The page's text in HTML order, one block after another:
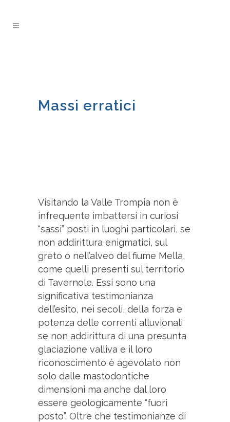
Massi erratici
Visitando la Valle Trompia non è
infrequente imbattersi in curiosi
“sassi” posti in luoghi particolari, se
non addirittura enigmatici, sul
greto o nell’alveo del fiume Mella,
come quelli presenti sul territorio
di Tavernole. Essi sono una
significativa testimonianza
dell’esito, nei secoli, della forza e
potenza delle correnti alluvionali
se non addirittura di una presunta
glaciazione valliva e il loro
riconoscimento è agevolato non
solo dalle mastodontiche
dimensioni ma anche dal loro
essere geologicamente “fuori
posto”. Oltre che testimonianze di